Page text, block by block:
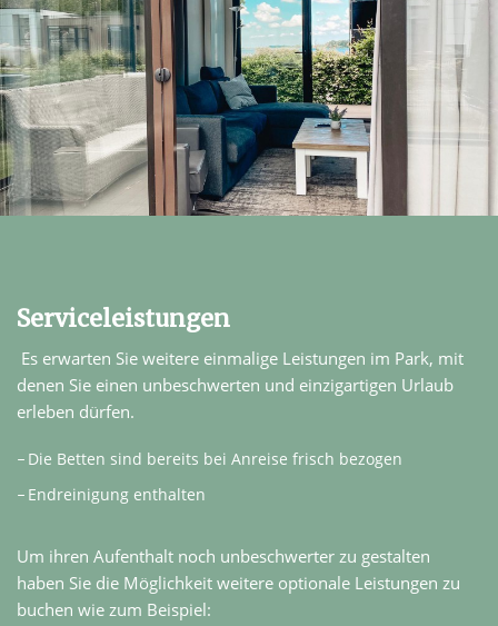
Serviceleistungen
Es erwarten Sie weitere einmalige Leistungen im Park, mit
denen Sie einen unbeschwerten und einzigartigen Urlaub
erleben dürfen.
Die Betten sind bereits bei Anreise frisch bezogen
Endreinigung enthalten
Um ihren Aufenthalt noch unbeschwerter zu gestalten
haben Sie die Möglichkeit weitere optionale Leistungen zu
buchen wie zum Beispiel: